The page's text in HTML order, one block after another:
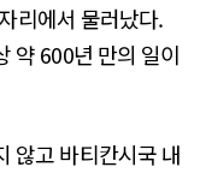
리에서 물러났다.
약 600년 만의 일이
않고 바티칸시국 내